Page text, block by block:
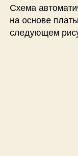
Схема
на основе
следующем